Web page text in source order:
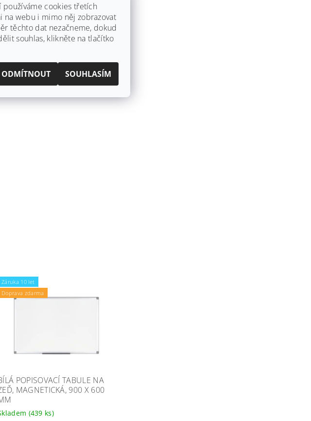
Záruka 10 let
Doprava zdarma
POPISOVACÍ TABULE NA
MAGNETICKÁ, 900 X 600
(439 ks)
používáme cookies třetích
na webu i mimo něj zobrazovat
těchto dat nezačneme, dokud
souhlas, klikněte na tlačítko
ODMÍTNOUT SOUHLASÍM